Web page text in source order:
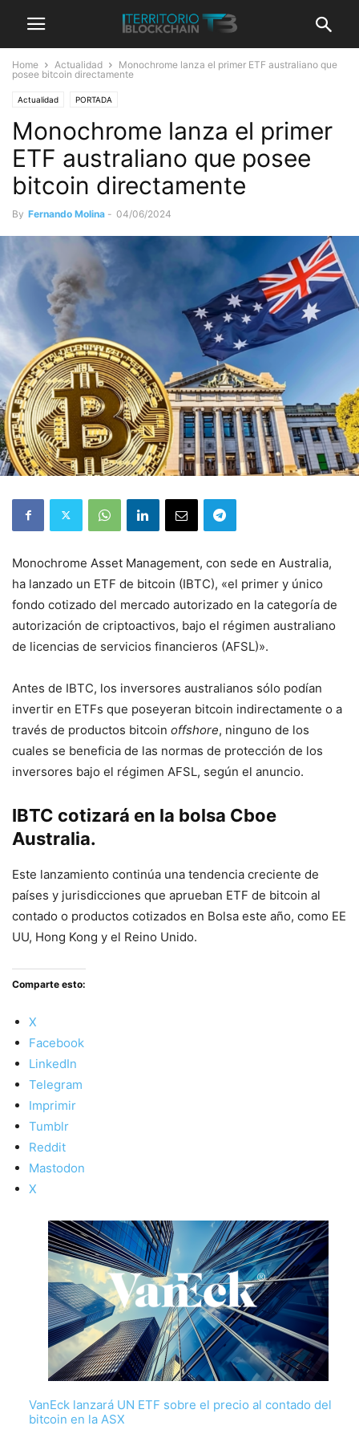
Home Actualidad
Monochrome lanza el primer ETF australiano que
posee bitcoin directamente
Actualidad PORTADA
Monochrome lanza el primer
ETF australiano que posee
bitcoin directamente
By Fernando Molina - 04/06/2024
Monochrome Asset Management, con sede en Australia,
ha lanzado un ETF de bitcoin (IBTC), «el primer y único
fondo cotizado del mercado autorizado en la categoría de
autorización de criptoactivos, bajo el régimen australiano
de licencias de servicios financieros (AFSL)».
Antes de IBTC, los inversores australianos sólo podían
invertir en ETFs que poseyeran bitcoin indirectamente o a
través de productos bitcoin offshore, ninguno de los
cuales se beneficia de las normas de protección de los
inversores bajo el régimen AFSL, según el anuncio.
IBTC cotizará en la bolsa Cboe
Australia.
Este lanzamiento continúa una tendencia creciente de
países y jurisdicciones que aprueban ETF de bitcoin al
contado o productos cotizados en Bolsa este año, como EE
UU, Hong Kong y el Reino Unido.
Comparte esto:
X
Facebook
LinkedIn
Telegram
Imprimir
Tumblr
Reddit
Mastodon
X
VanEck lanzará UN ETF sobre el precio al contado del
bitcoin en la ASX